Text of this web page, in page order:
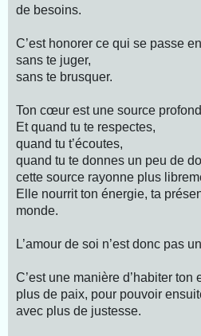
de besoins.
C’est honorer ce qui se passe
sans te juger,
sans te brusquer.
Ton cœur est une source
Et quand tu te respectes,
quand tu t’écoutes,
quand tu te donnes un peu de
cette source rayonne plus
Elle nourrit ton énergie, ta
monde.
L’amour de soi n’est donc pas
C’est une manière d’habiter
plus de paix, pour pouvoir
avec plus de justesse.